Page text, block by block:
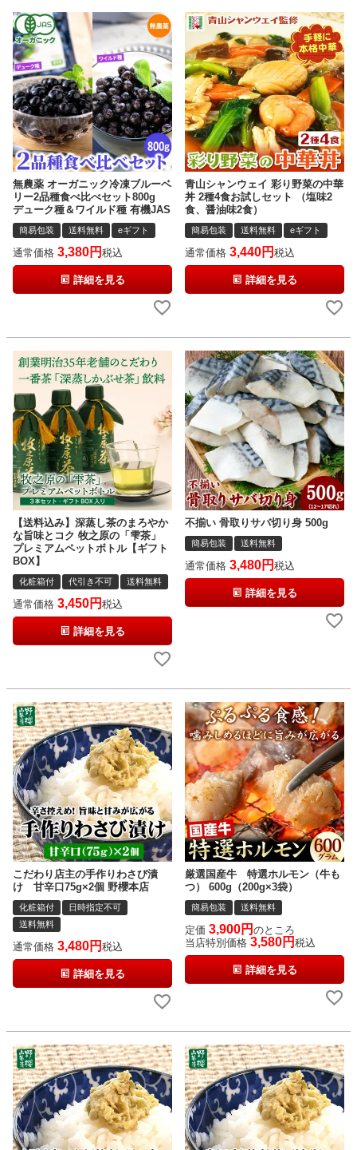
無農薬 オーガニック冷凍ブルーベ
リー2品種食べ比べセット800g
デューク種＆ワイルド種 有機JAS
簡易包装 送料無料 eギフト
通常価格 3,380 税込
詳細を見る
青山シャンウェイ 彩り野菜の中華
丼 2種4食お試しセット （塩味2
食、醤油味2食）
簡易包装 送料無料 eギフト
通常価格 3,440 税込
詳細を見る
【送料込み】深蒸し茶のまろやか
な旨味とコク 牧之原の「雫茶」
プレミアムペットボトル【ギフト
BOX】
化粧箱付 代引き不可 送料無料
通常価格 3,450 税込
詳細を見る
不揃い 骨取りサバ切り身 500g
簡易包装 送料無料
通常価格 3,480 税込
詳細を見る
こだわり店主の手作りわさび漬
け 甘辛口75g×2個 野櫻本店
化粧箱付
日時指定不可
送料無料
通常価格 3,480 税込
詳細を見る
厳選国産牛 特選ホルモン（牛も
つ） 600g（200g×3袋）
簡易包装 送料無料
定価 3,900
のところ
当店特別価格 3,580 税込
詳細を見る